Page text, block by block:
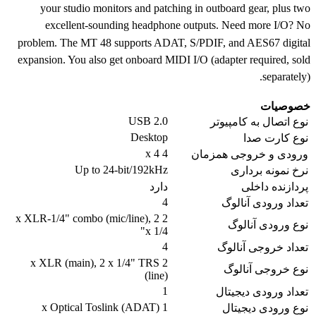
your studio monitors and patching in outboard gear, plus two
excellent-sounding headphone outputs. Need more I/O? No
problem. The MT 48 supports ADAT, S/PDIF, and AES67 digital
expansion. You also get onboard MIDI I/O (adapter required, sold
separately).
خصوصیات
نوع اتصال به کامپیوتر
USB 2.0
نوع کارت صدا
Desktop
ورودی و خروجی همزمان
4 x 4
نرخ نمونه برداری
Up to 24-bit/192kHz
پردازنده داخلی
دارد
تعداد ورودی آنالوگ
4
نوع ورودی آنالوگ
2 x XLR-1/4" combo (mic/line), 2
x 1/4"
تعداد خروجی آنالوگ
4
نوع خروجی آنالوگ
2 x XLR (main), 2 x 1/4" TRS
(line)
تعداد ورودی دیجیتال
1
نوع ورودی دیجیتال
1 x Optical Toslink (ADAT)